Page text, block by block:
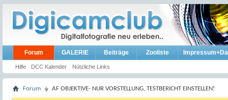
Forum
Hilfe DCC Kalender Nützliche Links
GALERIE Beiträge Zooliste
Forum AF OBJEKTIVE- NUR VORSTELLUNG, TESTBERICHT EINSTELLEN!